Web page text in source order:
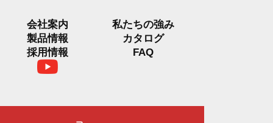
会社案内
私たちの強み
製品情報
カタログ
採用情報
FAQ